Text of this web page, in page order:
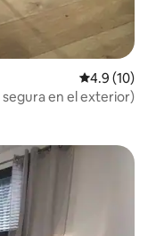
Calificación
4.9 (10)
segura en el exterior)